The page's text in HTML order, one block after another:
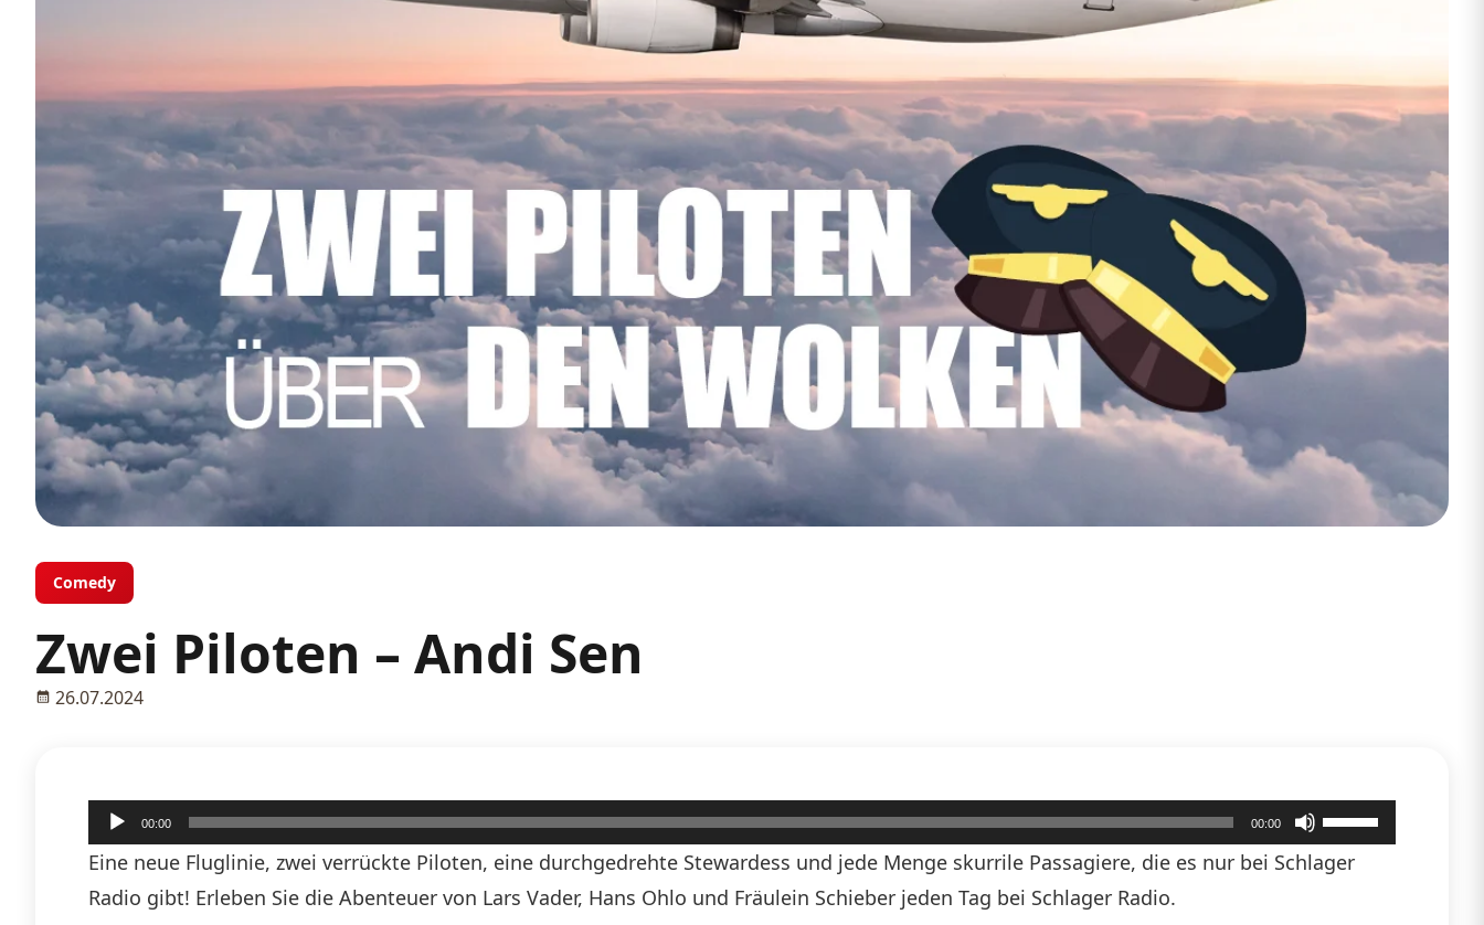
Comedy
Zwei Piloten – Andi Sen
26.07.2024
Audio-
Player
00:00 00:00
Pfeiltasten
Eine neue Fluglinie, zwei verrückte Piloten, eine durchgedrehte Stewardess und jede Menge skurrile Passagiere, die es nur bei Schlager
Radio gibt! Erleben Sie die Abenteuer von Lars Vader, Hans Ohlo und Fräulein Schieber jeden Tag bei Schlager Radio.